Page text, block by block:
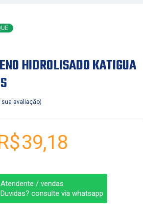
HIDROLISADO KATIGUA
sua avaliação
39,18
Atendente / vendas
Duvidas? consulte via whatsapp